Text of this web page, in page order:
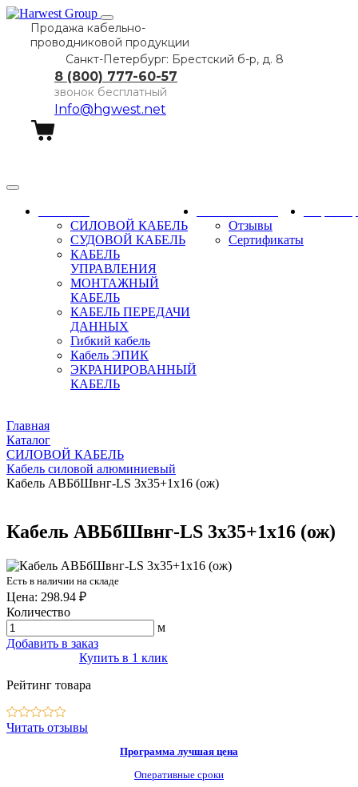
Продажа кабельно-
проводниковой продукции
Санкт-Петербург: Брестский б-р, д. 8
8 (800) 777-60-57
звонок бесплатный
Info@hgwest.net
СИЛОВОЙ КАБЕЛЬ
СУДОВОЙ КАБЕЛЬ
КАБЕЛЬ
УПРАВЛЕНИЯ
МОНТАЖНЫЙ
КАБЕЛЬ
КАБЕЛЬ ПЕРЕДАЧИ
ДАННЫХ
Гибкий кабель
Кабель ЭПИК
ЭКРАНИРОВАННЫЙ
КАБЕЛЬ
Отзывы
Сертификаты
Главная
Каталог
СИЛОВОЙ КАБЕЛЬ
Кабель силовой алюминиевый
Кабель АВБбШвнг-LS 3х35+1х16 (ож)
Кабель АВБбШвнг-LS 3х35+1х16 (ож)
Есть в наличии на складе
Цена: 298.94 ₽
Количество
м
Добавить в заказ
Купить в 1 клик
Рейтинг товара
Читать отзывы
Программа лучшая цена
Оперативные сроки